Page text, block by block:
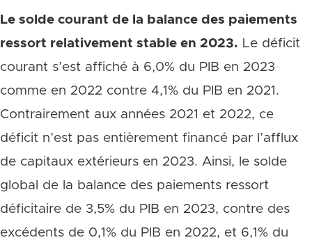
Le solde courant de la balance des paiements
ressort relativement stable en 2023. Le déficit
courant s’est affiché à 6,0% du PIB en 2023
comme en 2022 contre 4,1% du PIB en 2021.
Contrairement aux années 2021 et 2022, ce
déficit n’est pas entièrement financé par l’afflux
de capitaux extérieurs en 2023. Ainsi, le solde
global de la balance des paiements ressort
déficitaire de 3,5% du PIB en 2023, contre des
excédents de 0,1% du PIB en 2022, et 6,1% du